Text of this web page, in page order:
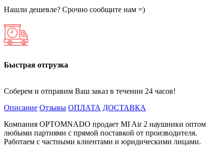
Нашли дешевле? Срочно сообщите нам =)
Быстрая отгрузка
Соберем и отправим Ваш заказ в течении 24 часов!
Описание Отзывы ОПЛАТА ДОСТАВКА
Компания OPTOMNADO продает MI Air 2 наушники оптом
любыми партиями с прямой поставкой от производителя.
Работаем с частными клиентами и юридическими лицами.